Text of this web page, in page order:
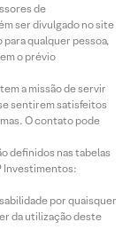
de
ser divulgado no site
qualquer pessoa,
o prévio
a missão de servir
sentirem satisfeitos
O contato pode
definidos nas tabelas
Investimentos:
por quaisquer
da utilização deste